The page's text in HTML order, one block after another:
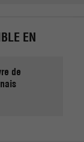
EN
de